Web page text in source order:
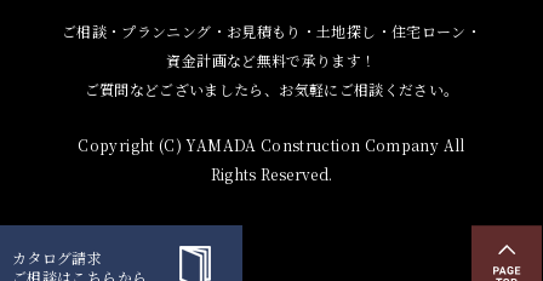
カタログ請求
ご相談はこちらから
ご相談・プランニング・お見積もり・土地探し・住宅ローン・
資金計画など無料で承ります！
ご質問などございましたら、お気軽にご相談ください。
Copyright (C) YAMADA Construction Company All
Rights Reserved.